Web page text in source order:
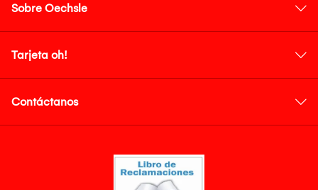
Sobre Oechsle
Tarjeta oh!
Contáctanos